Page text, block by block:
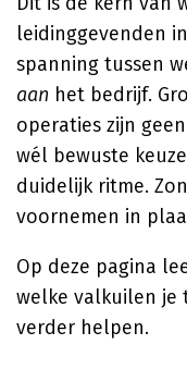
leidinggevenden
spanning tussen
aan het bedrijf.
operaties zijn
wél bewuste
duidelijk ritme.
voornemen in
Op deze pagina
welke valkuilen je
verder helpen.